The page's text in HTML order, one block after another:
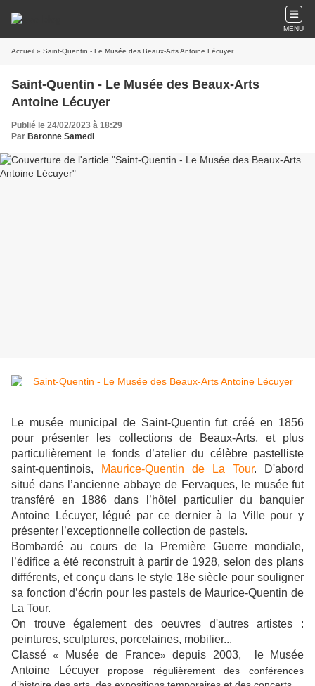
MENU
Accueil » Saint-Quentin - Le Musée des Beaux-Arts Antoine Lécuyer
Saint-Quentin - Le Musée des Beaux-Arts
Antoine Lécuyer
Publié le 24/02/2023 à 18:29
Par Baronne Samedi
Le musée municipal de Saint-Quentin fut créé en 1856
pour présenter les collections de Beaux-Arts, et plus
particulièrement le fonds d’atelier du célèbre pastelliste
saint-quentinois,
Maurice-Quentin de La Tour. D'abord
situé dans l’ancienne abbaye de Fervaques, le musée fut
transféré en 1886 dans l’hôtel particulier du banquier
Antoine Lécuyer, légué par ce dernier à la Ville pour y
présenter l’exceptionnelle collection de pastels.
Bombardé au cours de la Première Guerre mondiale,
l’édifice a été reconstruit à partir de 1928, selon des plans
différents, et conçu dans le style 18e siècle pour souligner
sa fonction d’écrin pour les pastels de Maurice-Quentin de
La Tour.
On trouve également des oeuvres d'autres artistes :
peintures, sculptures, porcelaines, mobilier...
Classé« Musée de France»depuis 2003, le Musée
Antoine Lécuyer propose régulièrement des conférences